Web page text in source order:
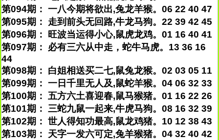
第094期： 一八今期将欲出,兔龙羊猴。06 22 40 47
第095期： 走到前头无回路,牛龙马狗。22 39 42 45
第096期： 旺波当运得小心,鼠虎龙鸡。01 16 40 41
第097期： 必有三六从中走，蛇牛马虎。13 36 16
44
第098期： 白姐相送买二七,鼠兔龙猴。02 03 05 11
第099期： 一日千里无人及,鼠蛇羊猴。04 06 32 33
第100期： 五方六土喜迎春,鼠马猴猪。01 16 22 26
第101期： 三蛇九鼠一起来,牛虎马狗。08 16 32 39
第102期： 世人得知功最高,鼠龙鸡猪。10 12 38 43
第103期： 天字一发六可定,兔羊猴猪。04 32 40 42